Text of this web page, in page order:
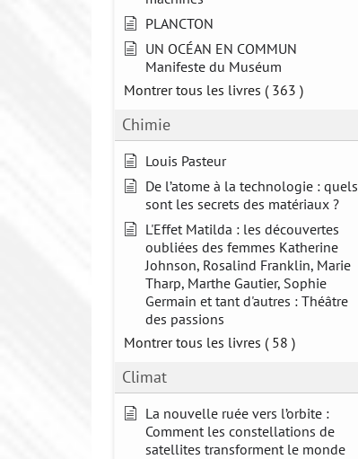
PLANCTON
UN OCÉAN EN COMMUN
Manifeste du Muséum
Montrer tous les livres ( 363 )
Chimie
Louis Pasteur
De l’atome à la technologie : quels
sont les secrets des matériaux ?
L'Effet Matilda : les découvertes
oubliées des femmes Katherine
Johnson, Rosalind Franklin, Marie
Tharp, Marthe Gautier, Sophie
Germain et tant d'autres : Théâtre
des passions
Montrer tous les livres ( 58 )
Climat
La nouvelle ruée vers l’orbite :
Comment les constellations de
satellites transforment le monde